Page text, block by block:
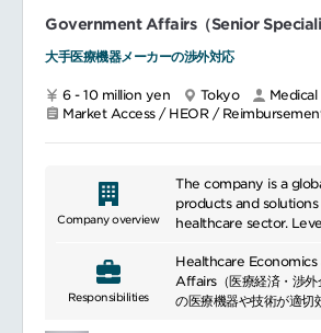
医薬品の薬価戦略立案、
製品ライフサイクルを通
診療報酬・保険制度対応
特定保険医療材料価格改
不採算品再算定に関する
供給状況報告および供給
獲得支援
ガイドライン策定・改訂
折衝
Government Affairs（Senior
大手医療機器メーカーの渉外対応
6 - 10 million yen Tokyo
Market Access / HEOR /
Company overview
The company is a
products and
healthcare sector.
helps healthcare
organizations address
challenges. With a
Responsibilities
Healthcare
Affairs（医療経済・渉外
の医療機器や技術が適切